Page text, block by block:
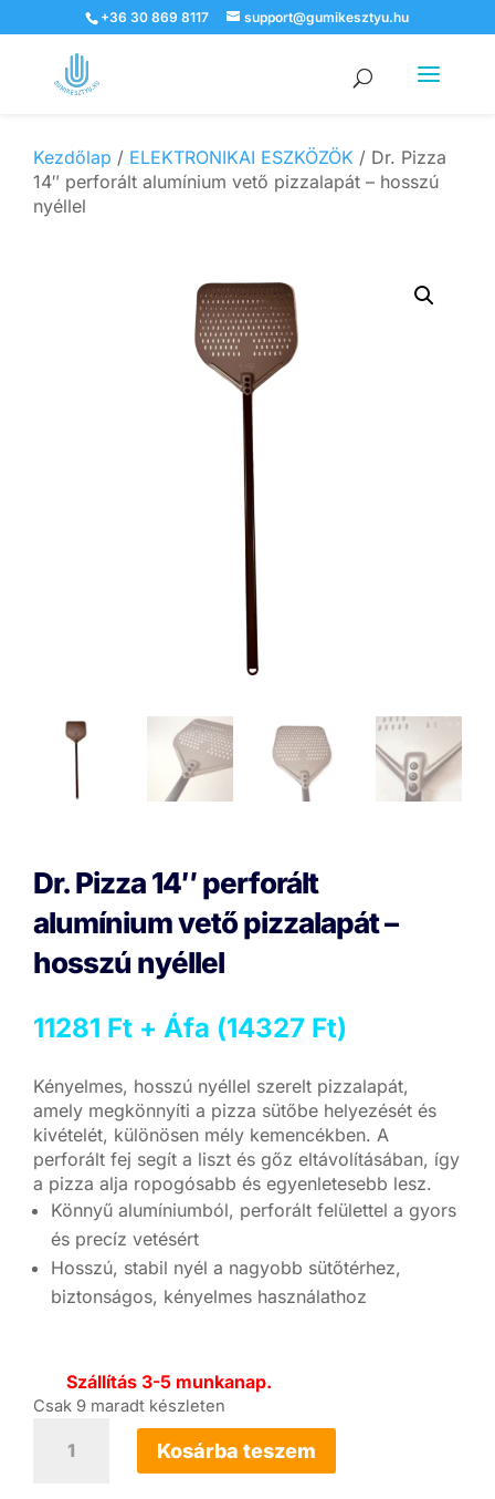
+36 30 869 8117 support@gumikesztyu.hu
Products
search
Kezdőlap / ELEKTRONIKAI ESZKÖZÖK / Dr. Pizza
14″ perforált alumínium vető pizzalapát – hosszú
nyéllel
Dr. Pizza 14″ perforált
alumínium vető pizzalapát –
hosszú nyéllel
11281 Ft + Áfa (14327 Ft)
Kényelmes, hosszú nyéllel szerelt pizzalapát,
amely megkönnyíti a pizza sütőbe helyezését és
kivételét, különösen mély kemencékben. A
perforált fej segít a liszt és gőz eltávolításában, így
a pizza alja ropogósabb és egyenletesebb lesz.
Könnyű alumíniumból, perforált felülettel a gyors
és precíz vetésért
Hosszú, stabil nyél a nagyobb sütőtérhez,
biztonságos, kényelmes használathoz
Szállítás 3-5 munkanap.
Csak 9 maradt készleten
Pizza
Kosárba teszem